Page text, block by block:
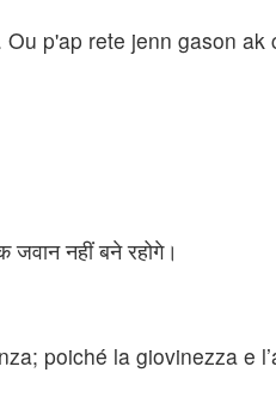
p'ap rete jenn gason ak
नहीं बने रहोगे।
poiché la giovinezza e